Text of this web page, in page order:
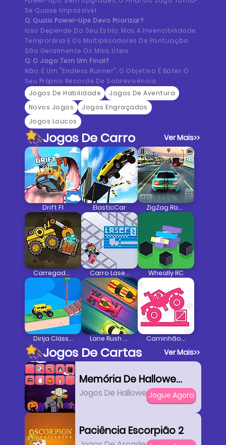
Se Quase Impossível.
Q: Quais Power-Ups Devo Priorizar?
Isso Depende Do Seu Estilo, Mas A Invencibilidade
Temporária E Os Multiplicadores De Pontuação
São Geralmente Os Mais Úteis.
Q: O Jogo Tem Um Final?
Não, É Um "endless Runner". O Objetivo É Bater O
Seu Próprio Recorde De Sobrevivência.
Jogos De Habilidade
Jogos De Aventura
Novos Jogos
Jogos Engraçados
Jogos Loucos
Jogos De Carro Ver Mais>>
Drift F1 ElasticCar ZigZag Racer Corrida De Carros 3D
Carregador De Caminhão Carro Laser X Wheally RC
Dirija Clássico Lane Rush Pro Caminhão Pesado
Jogos De Cartas Ver Mais>>
Memória De Halloween 3
Jogos De HalloweenJogue Agora
Paciência Escorpião 2